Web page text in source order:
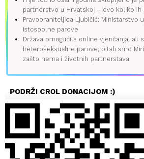
partnerstvo u Hrvatskoj – evo koliko ih
Pravobraniteljica Ljubičić: Ministarstvo
istospolne parove
Država omogućila online vjenčanja, ali
heteroseksualne parove; pitali smo
zašto nema i životnih partnerstava
PODRŽI CROL DONACIJOM :)